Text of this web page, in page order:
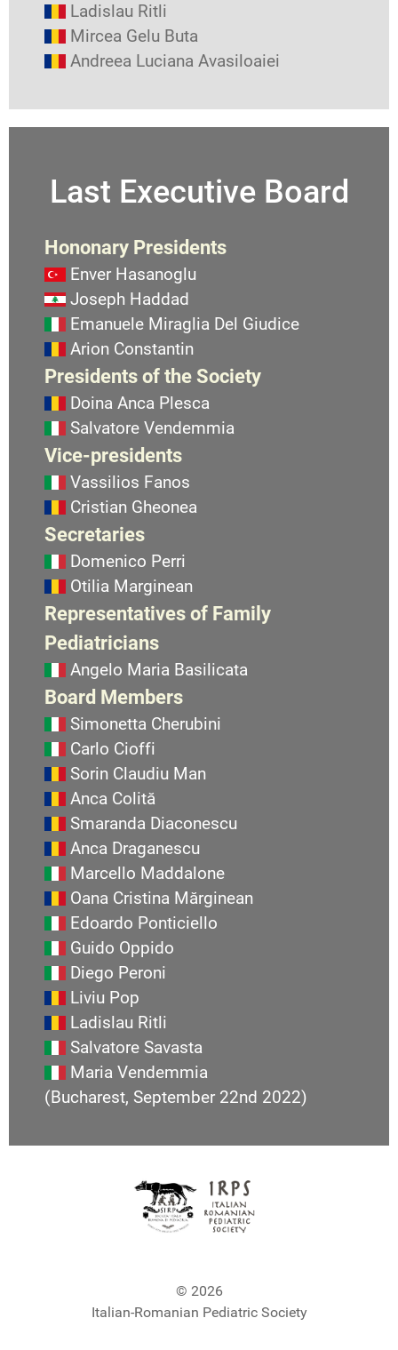
Ladislau Ritli
Mircea Gelu Buta
Andreea Luciana Avasiloaiei
Last Executive Board
Hononary Presidents
Enver Hasanoglu
Joseph Haddad
Emanuele Miraglia Del Giudice
Arion Constantin
Presidents of the Society
Doina Anca Plesca
Salvatore Vendemmia
Vice-presidents
Vassilios Fanos
Cristian Gheonea
Secretaries
Domenico Perri
Otilia Marginean
Representatives of Family
Pediatricians
Angelo Maria Basilicata
Board Members
Simonetta Cherubini
Carlo Cioffi
Sorin Claudiu Man
Anca Colită
Smaranda Diaconescu
Anca Draganescu
Marcello Maddalone
Oana Cristina Mărginean
Edoardo Ponticiello
Guido Oppido
Diego Peroni
Liviu Pop
Ladislau Ritli
Salvatore Savasta
Maria Vendemmia
(Bucharest, September 22nd 2022)
© 2026
Italian-Romanian Pediatric Society